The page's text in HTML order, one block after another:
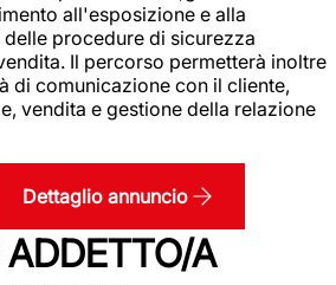
all'esposizione e alla
procedure di sicurezza
Il percorso permetterà inoltre
di comunicazione con il cliente,
vendita e gestione della relazione
Dettaglio annuncio
A